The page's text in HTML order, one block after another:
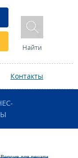
Найти
Контакты